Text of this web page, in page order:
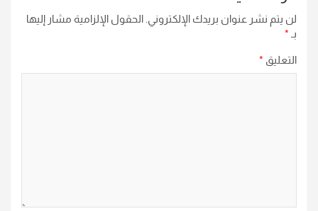
لن يتم نشر عنوان بريدك الإلكتروني. الحقول الإلزامية مشار إليها
بـ *
التعليق *